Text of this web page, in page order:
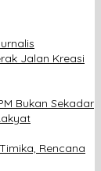
Jalan Kreasi
Bukan Sekadar
Rencana